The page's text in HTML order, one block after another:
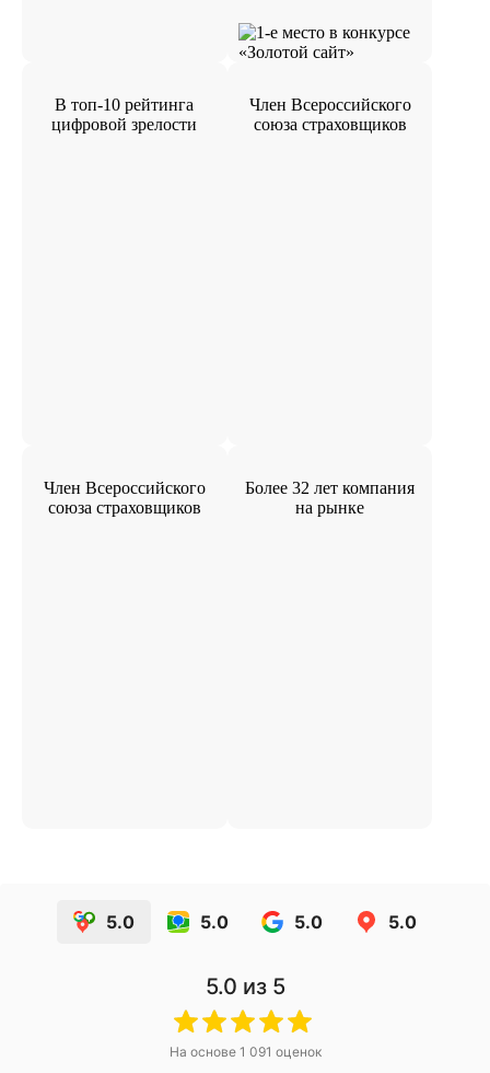
В топ-10 рейтинга
цифровой зрелости
Член Всероссийского
союза страховщиков
Член Всероссийского
союза страховщиков
Более 32 лет компания
на рынке
5.0 5.0 5.0 5.0
5.0 из 5
На основе 1 091 оценок